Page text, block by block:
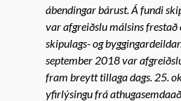
ábendingar bárust. Á fundi
var afgreiðslu málsins frestað
skipulags- og
september 2018 var
fram breytt tillaga dags. 25.
yfirlýsingu frá